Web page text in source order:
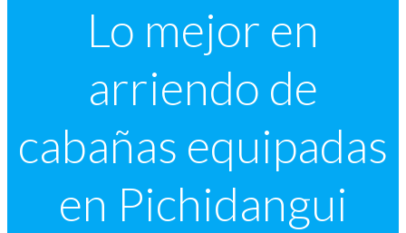
Lo mejor en
arriendo de
cabañas equipadas
en Pichidangui